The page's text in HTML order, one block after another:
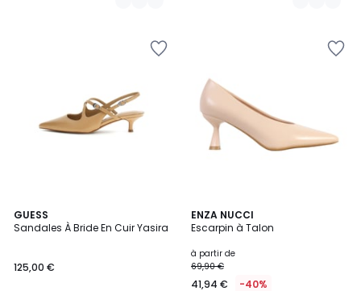
GUESS
Sandales À Bride En Cuir Yasira
125,00 €
3
Couleurs
ENZA NUCCI
Escarpin à Talon
à partir de
69,90 €
41,94 € -40%
3
Couleurs